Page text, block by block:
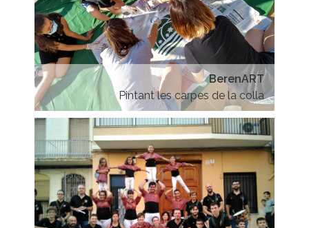
BerenART
Pintant les carpes de la colla